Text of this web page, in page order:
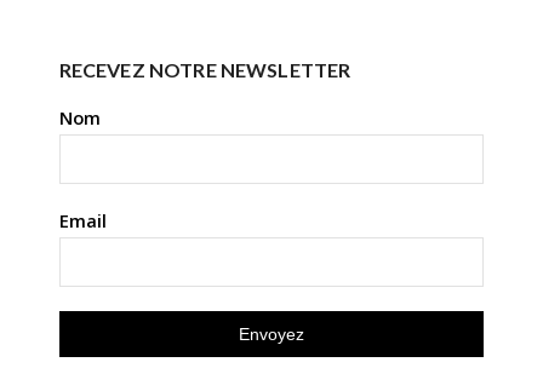
RECEVEZ NOTRE NEWSLETTER
Nom
Email